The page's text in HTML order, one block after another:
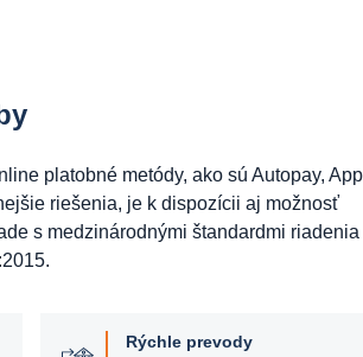
platobné metódy, ako sú Autopay,
riešenia, je k dispozícii aj možnosť
s medzinárodnými štandardmi riadenia
Rýchle prevody